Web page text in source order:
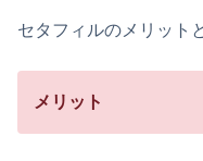
セタフィルのメリット
メリット